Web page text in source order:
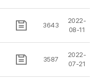
3643
2022-
08-11
3587
2022-
07-21